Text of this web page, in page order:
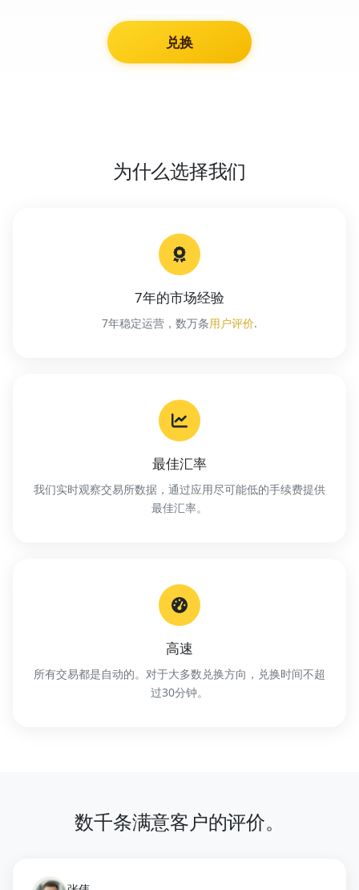
兑换
为什么选择我们
7年的市场经验
7年稳定运营，数万条用户评价.
最佳汇率
我们实时观察交易所数据，通过应用尽可能低的手续费提供
最佳汇率。
高速
所有交易都是自动的。对于大多数兑换方向，兑换时间不超
过30分钟。
数千条满意客户的评价。